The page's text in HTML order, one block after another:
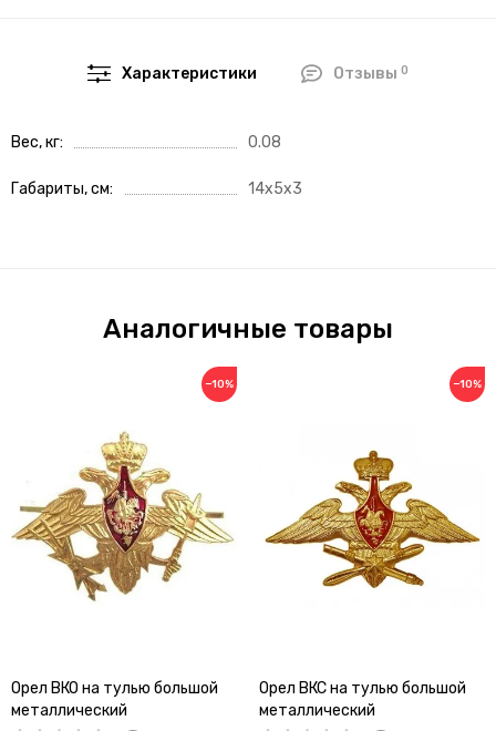
Характеристики Отзывы 0
Вес, кг 0.08
Габариты, см 14x5x3
Аналогичные товары
−10%
Орел ВКО на тулью большой
металлический
−10%
Орел ВКС на тулью большой
металлический